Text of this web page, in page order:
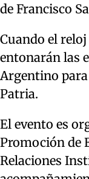
de Francisco
Cuando el
entonarán las
Argentino
Patria.
El evento es
Promoción de
Relaciones